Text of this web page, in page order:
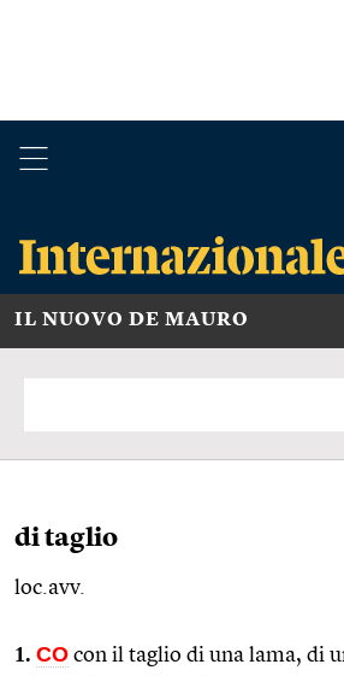
IL NUOVO DE MAURO
di taglio
loc.avv.
1. CO con il taglio di una lama, di